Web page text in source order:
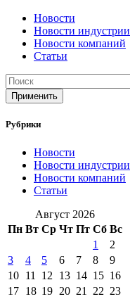
Новости
Новости индустрии
Новости компаний
Статьи
Применить
Рубрики
Новости
Новости индустрии
Новости компаний
Статьи
Август 2026
Пн Вт Ср Чт Пт Сб Вс
1
2
3
4 5 6 7 8
9
10 11 12 13 14 15 16
17 18 19 20 21 22 23